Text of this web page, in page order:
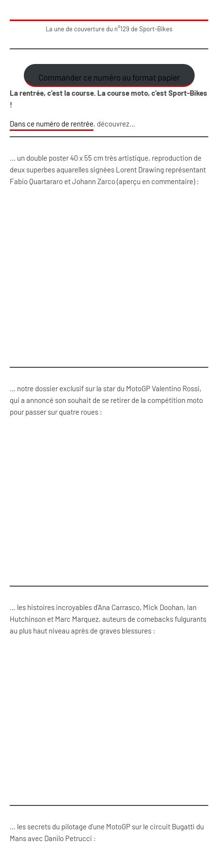
La une de couverture du n°129 de Sport-Bikes
Commander ce numéro au format papier
La rentrée, c’est la course. La course moto, c’est Sport-Bikes
!
Dans ce numéro de rentrée, découvrez…
… un double poster 40 x 55 cm très artistique, reproduction de
deux superbes aquarelles signées Lorent Drawing représentant
Fabio Quartararo et Johann Zarco (aperçu en commentaire) :
… notre dossier exclusif sur la star du MotoGP Valentino Rossi,
qui a annoncé son souhait de se retirer de la compétition moto
pour passer sur quatre roues :
… les histoires incroyables d’Ana Carrasco, Mick Doohan, Ian
Hutchinson et Marc Marquez, auteurs de comebacks fulgurants
au plus haut niveau après de graves blessures :
… les secrets du pilotage d’une MotoGP sur le circuit Bugatti du
Mans avec Danilo Petrucci :